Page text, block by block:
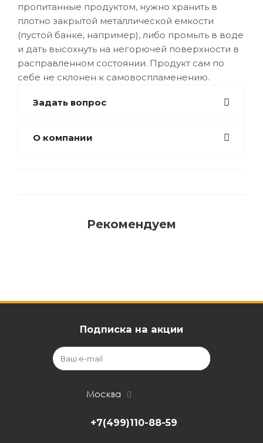
пропитанные продуктом, нужно хранить в
плотно закрытой металлической емкости
(пустой банке, например), либо промыть в воде
и дать высохнуть на негорючей поверхности в
расправленном состоянии. Продукт сам по
себе не склонен к самовоспламенению.
Задать вопрос
О компании
Рекомендуем
Подписка на акции
Москва
+7(499)110-88-59